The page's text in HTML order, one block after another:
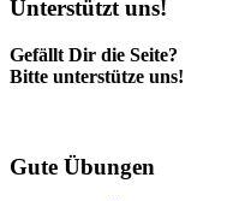
Unterstützt uns!
Gefällt Dir die Seite?
Bitte unterstütze uns!
Gute Übungen